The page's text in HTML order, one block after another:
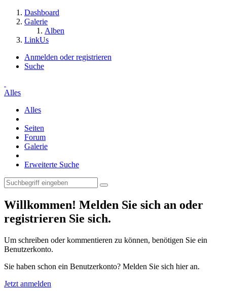
Dashboard
Galerie
Alben
LinkUs
Anmelden oder registrieren
Suche
Alles
Alles
Seiten
Forum
Galerie
Erweiterte Suche
Willkommen! Melden Sie sich an oder
registrieren Sie sich.
Um schreiben oder kommentieren zu können, benötigen Sie ein
Benutzerkonto.
Sie haben schon ein Benutzerkonto? Melden Sie sich hier an.
Jetzt anmelden